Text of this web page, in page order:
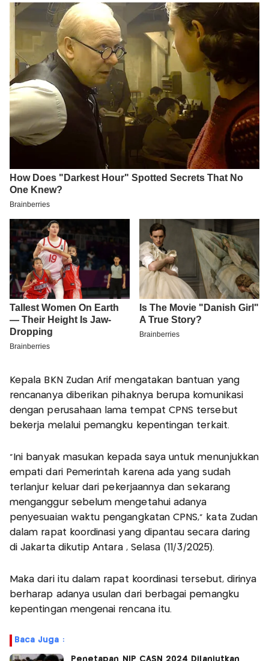
Kepala BKN Zudan Arif mengatakan bantuan yang
rencananya diberikan pihaknya berupa komunikasi
dengan perusahaan lama tempat CPNS tersebut
bekerja melalui pemangku kepentingan terkait.
"Ini banyak masukan kepada saya untuk menunjukkan
empati dari Pemerintah karena ada yang sudah
terlanjur keluar dari pekerjaannya dan sekarang
menganggur sebelum mengetahui adanya
penyesuaian waktu pengangkatan CPNS," kata Zudan
dalam rapat koordinasi yang dipantau secara daring
di Jakarta dikutip Antara , Selasa (11/3/2025).
Maka dari itu dalam rapat koordinasi tersebut, dirinya
berharap adanya usulan dari berbagai pemangku
kepentingan mengenai rencana itu.
Baca Juga :